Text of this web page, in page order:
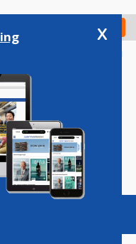
Check in
Vacatures
x